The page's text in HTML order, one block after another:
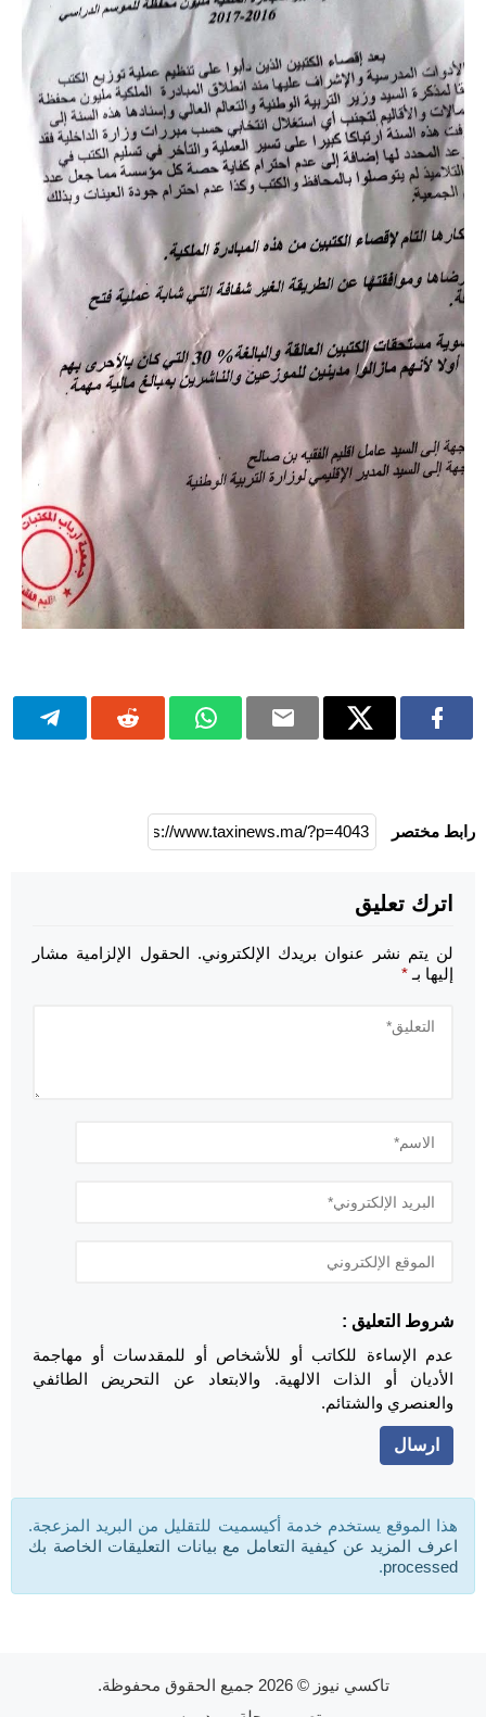
رابط مختصر
اترك تعليق
لن يتم نشر عنوان بريدك الإلكتروني. الحقول الإلزامية مشار
إليها بـ *
شروط التعليق :
عدم الإساءة للكاتب أو للأشخاص أو للمقدسات أو مهاجمة
الأديان أو الذات الالهية. والابتعاد عن التحريض الطائفي
والعنصري والشتائم.
هذا الموقع يستخدم خدمة أكيسميت للتقليل من البريد المزعجة.
اعرف المزيد عن كيفية التعامل مع بيانات التعليقات الخاصة بك
processed
.
تاكسي نيوز © 2026 جميع الحقوق محفوظة.